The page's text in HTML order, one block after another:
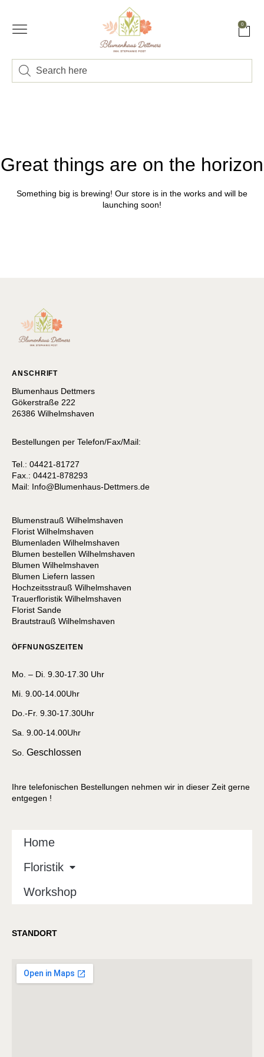
0
Great things are on the horizon
Something big is brewing! Our store is in the works and will be
launching soon!
ANSCHRIFT
Blumenhaus Dettmers
Gökerstraße 222
26386 Wilhelmshaven
Bestellungen per Telefon/Fax/Mail:
Tel.: 04421-81727
Fax.: 04421-878293
Mail: Info@Blumenhaus-Dettmers.de
Blumenstrauß Wilhelmshaven
Florist Wilhelmshaven
Blumenladen Wilhelmshaven
Blumen bestellen Wilhelmshaven
Blumen Wilhelmshaven
Blumen Liefern lassen
Hochzeitsstrauß Wilhelmshaven
Trauerfloristik Wilhelmshaven
Florist Sande
Brautstrauß Wilhelmshaven
ÖFFNUNGSZEITEN
Mo. – Di. 9.30-17.30 Uhr
Mi. 9.00-14.00Uhr
Do.-Fr. 9.30-17.30Uhr
Sa. 9.00-14.00Uhr
So. Geschlossen
Ihre telefonischen Bestellungen nehmen wir in dieser Zeit gerne
entgegen !
Home
Floristik
Workshop
STANDORT